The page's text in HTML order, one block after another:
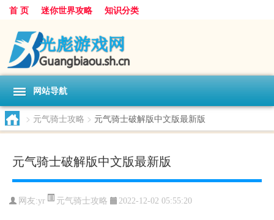
首 页 迷你世界攻略 知识分类
网站导航
> 元气骑士攻略 > 元气骑士破解版中文版最新版
元气骑士破解版中文版最新版
网友:yr 元气骑士攻略 2022-12-02 05:55:20